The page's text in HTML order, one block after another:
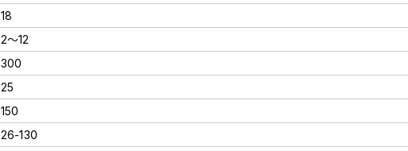
18
2～12
300
25
150
26-130